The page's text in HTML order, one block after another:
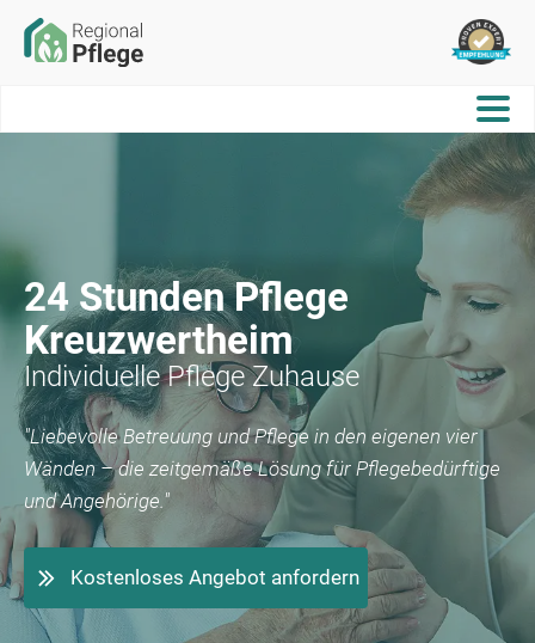
24 Stunden Pflege
Kreuzwertheim
Individuelle Pflege Zuhause
"Liebevolle Betreuung und Pflege in den eigenen vier
Wänden – die zeitgemäße Lösung für Pflegebedürftige
und Angehörige."
Kostenloses Angebot anfordern